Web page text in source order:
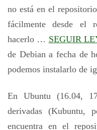
no está en el
fácilmente desde el
hacerlo … SEGUIR
de Debian a fecha de
podemos instalarlo de
En Ubuntu (16.04,
derivadas (Kubuntu,
encuentra en el